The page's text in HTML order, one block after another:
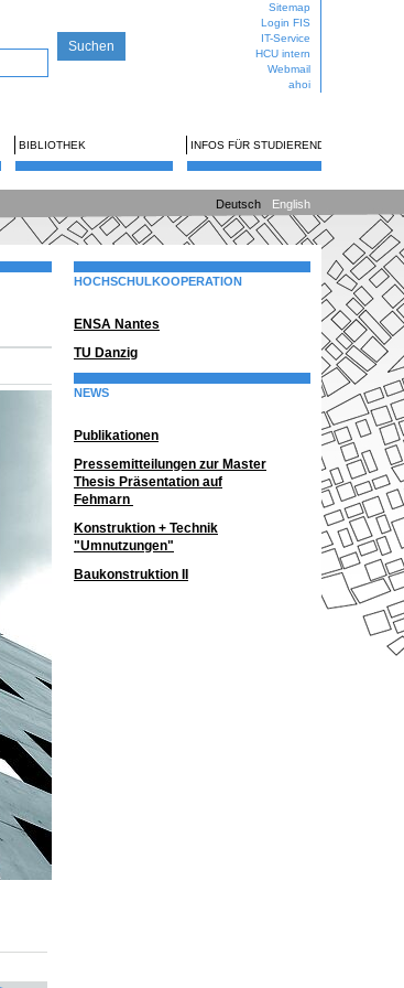
Sitemap
Login FIS
IT-Service
HCU intern
Webmail
ahoi
BIBLIOTHEK INFOS FÜR STUDIERENDE
Deutsch English
HOCHSCHULKOOPERATION
ENSA Nantes
TU Danzig
NEWS
Publikationen
Pressemitteilungen zur Master
Thesis Präsentation auf
Fehmarn
Konstruktion + Technik
"Umnutzungen"
Baukonstruktion II